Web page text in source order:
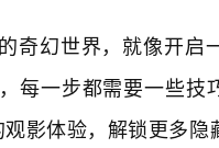
奇幻世界，就像开启
每一步都需要一些技
影体验，解锁更多隐